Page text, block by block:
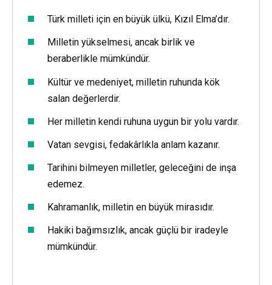
Türk milleti için en büyük ülkü, Kızıl Elma’dır.
Milletin yükselmesi, ancak birlik ve
beraberlikle mümkündür.
Kültür ve medeniyet, milletin ruhunda kök
salan değerlerdir.
Her milletin kendi ruhuna uygun bir yolu vardır.
Vatan sevgisi, fedakârlıkla anlam kazanır.
Tarihini bilmeyen milletler, geleceğini de inşa
edemez.
Kahramanlık, milletin en büyük mirasıdır.
Hakiki bağımsızlık, ancak güçlü bir iradeyle
mümkündür.